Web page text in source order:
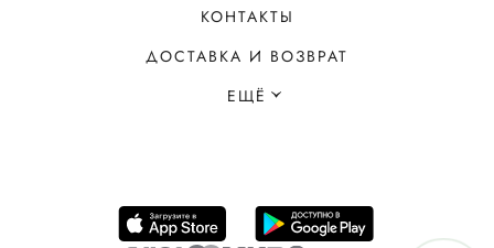
КОНТАКТЫ
ДОСТАВКА И ВОЗВРАТ
ЕЩЁ